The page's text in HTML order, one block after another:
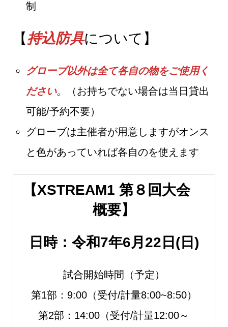
制
【持込防具について】
グローブ以外は全て各自の物をご使用く
ださい。（お持ちでない場合は当日貸出
可能/予約不要）
グローブは主催者が用意しますがオンス
と色があっていれば各自のを使えます
【XSTREAM1 第８回大会
概要】
日時：令和7年6月22日(日)
試合開始時間（予定）
第1部：9:00（受付/計量8:00~8:50）
第2部：14:00（受付/計量12:00～